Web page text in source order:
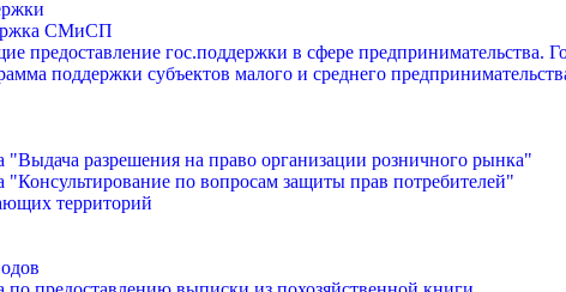
СМиСП
предоставление гос.поддержки в сфере предпринимательства.
поддержки субъектов малого и среднего
"Выдача разрешения на право организации розничного рынка"
по вопросам защиты прав потребителей"
территорий